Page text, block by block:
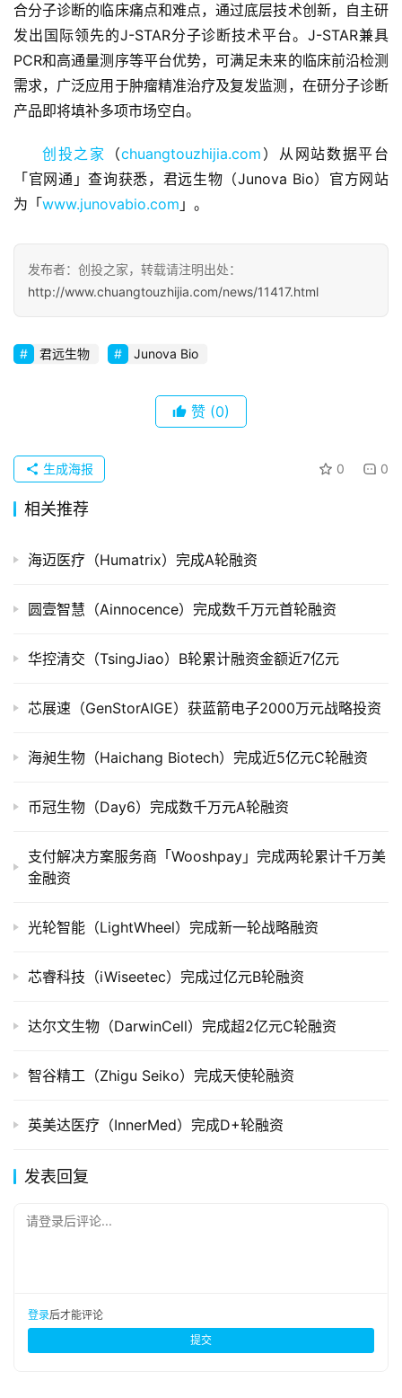
融
资
报
道
业
观
察
初
创
购
组
公
上
创
数
业
学
登录
合分子诊断的临床痛点和难点，通过底层技术创新，自主研
发出国际领先的J-STAR分子诊断技术平台。J-STAR兼具
PCR和高通量测序等平台优势，可满足未来的临床前沿检测
需求，广泛应用于肿瘤精准治疗及复发监测，在研分子诊断
产品即将填补多项市场空白。
创投之家 （chuangtouzhijia.com ）从网站数据平台
「官网通」查询获悉，君远生物（Junova Bio）官方网站
为「www.junovabio.com 」。
发布者：创投之家，转载请注明出处：
http://www.chuangtouzhijia.com/news/11417.html
君远生物 Junova Bio
赞 (0)
0 0
生成海报
相关推荐
海迈医疗（Humatrix）完成A轮融资
圆壹智慧（Ainnocence）完成数千万元首轮融资
华控清交（TsingJiao）B轮累计融资金额近7亿元
芯展速（GenStorAIGE）获蓝箭电子2000万元战略投资
海昶生物（Haichang Biotech）完成近5亿元C轮融资
币冠生物（Day6）完成数千万元A轮融资
支付解决方案服务商「Wooshpay」完成两轮累计千万美
金融资
光轮智能（LightWheel）完成新一轮战略融资
芯睿科技（iWiseetec）完成过亿元B轮融资
达尔文生物（DarwinCell）完成超2亿元C轮融资
智谷精工（Zhigu Seiko）完成天使轮融资
英美达医疗（InnerMed）完成D+轮融资
发表回复
请登录后评论...
登录后才能评论
提交